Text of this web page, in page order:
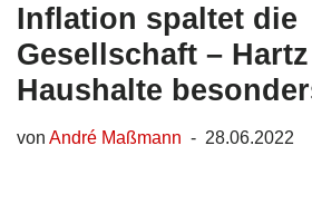
Inflation spaltet die
Gesellschaft –
Haushalte
von André Maßmann 28.06.2022